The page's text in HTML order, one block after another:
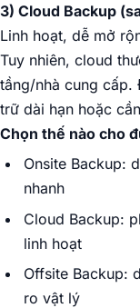
3) Cloud Backup
Linh hoạt, dễ mở
Tuy nhiên, cloud
tầng/nhà cung
trữ dài hạn hoặc
Chọn thế nào cho
Onsite Backup:
nhanh
Cloud Backup:
linh hoạt
Offsite Backup:
ro vật lý